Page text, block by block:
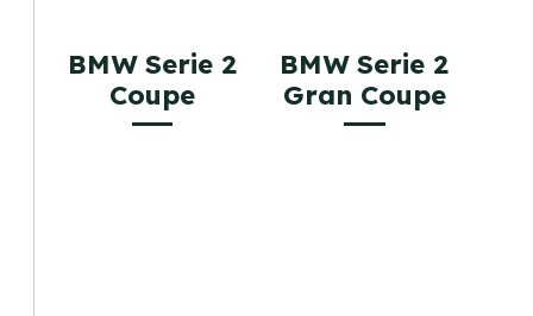
BMW Serie 2
Coupe
BMW Serie 2
Gran Coupe